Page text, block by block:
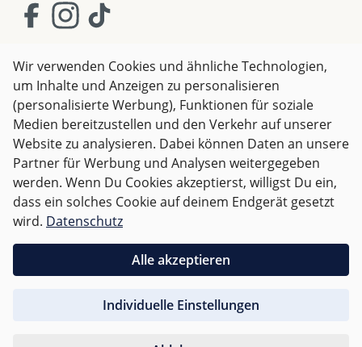
AGB Impressum
Datenschutz
Widerrufsrecht
Alle Preise inkl. gesetzl. Mehrwertsteuer zzgl.Versandkosten
und ggf. Nachnahmegebühren, wenn nicht anders
angegeben.
Für Deutschland sind Bestellungen ab 50,- EUR
versandkostenfrei.
Für andere Länder wird nachGewicht abgerechnet
Wir verwenden Cookies und ähnliche Technologien,
um Inhalte und Anzeigen zu personalisieren
(personalisierte Werbung), Funktionen für soziale
Medien bereitzustellen und den Verkehr auf unserer
Website zu analysieren. Dabei können Daten an unsere
Partner für Werbung und Analysen weitergegeben
werden. Wenn Du Cookies akzeptierst, willigst Du ein,
dass ein solches Cookie auf deinem Endgerät gesetzt
wird. Datenschutz
Individuelle Einstellungen
Alle akzeptieren